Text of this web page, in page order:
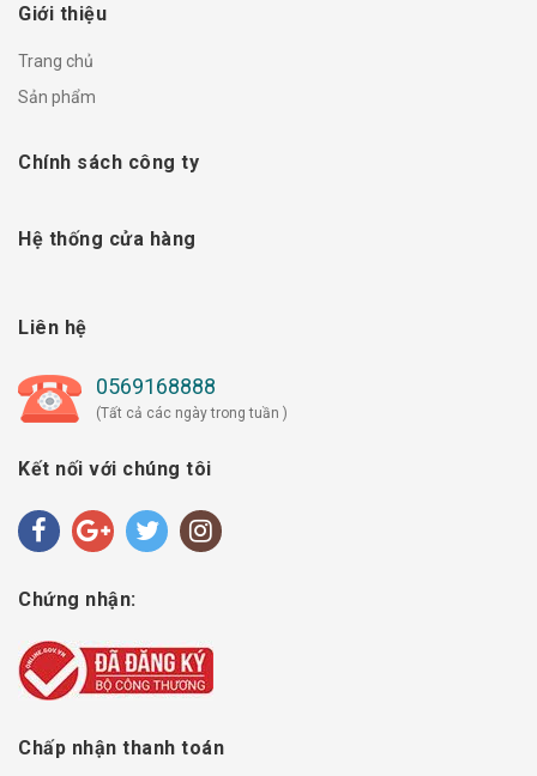
Giới thiệu
Trang chủ
Sản phẩm
Chính sách công ty
Hệ thống cửa hàng
Liên hệ
0569168888
(Tất cả các ngày trong tuần )
Kết nối với chúng tôi
Chứng nhận:
Chấp nhận thanh toán